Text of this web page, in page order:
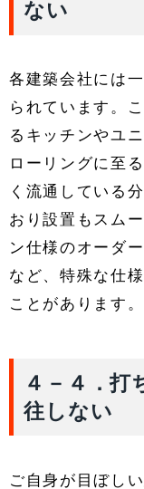
ない
各建築会社には
られています。
るキッチンやユ
ローリングに至
く流通している
おり設置もスム
ン仕様のオーダ
など、特殊な仕
ことがあります。
４－４．打
往しない
ご自身が目ぼし